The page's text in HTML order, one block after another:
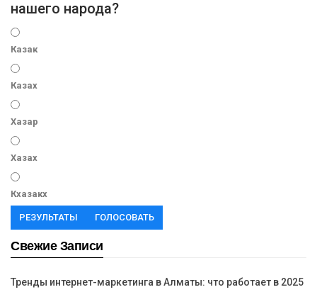
нашего народа?
Казак
Казах
Хазар
Хазах
Кхазакх
РЕЗУЛЬТАТЫ ГОЛОСОВАТЬ
Свежие Записи
Тренды интернет-маркетинга в Алматы: что работает в 2025